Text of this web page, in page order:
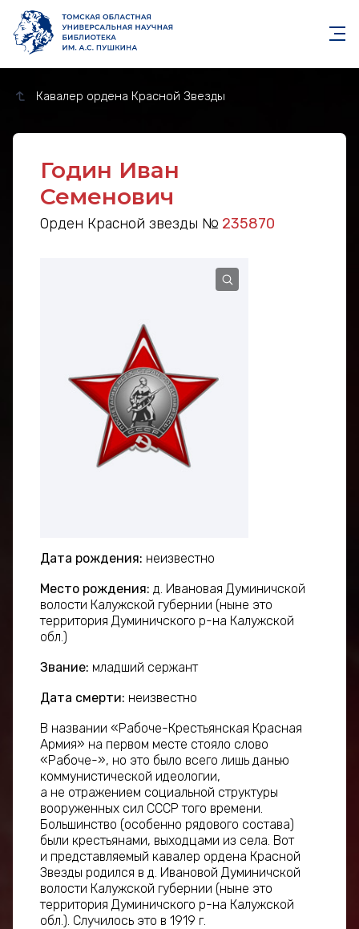
Кавалер ордена Красной Звезды
Годин Иван
Семенович
Орден Красной звезды № 235870
Дата рождения: неизвестно
Место рождения: д. Ивановая Думиничской
волости Калужской губернии (ныне это
территория Думиничского р-на Калужской
обл.)
Звание: младший сержант
Дата смерти: неизвестно
В названии «Рабоче-Крестьянская Красная
Армия» на первом месте стояло слово
«Рабоче-», но это было всего лишь данью
коммунистической идеологии,
а не отражением социальной структуры
вооруженных сил СССР того времени.
Большинство (особенно рядового состава)
были крестьянами, выходцами из села. Вот
и представляемый кавалер ордена Красной
Звезды родился в д. Ивановой Думиничской
волости Калужской губернии (ныне это
территория Думиничского р-на Калужской
обл.). Случилось это в 1919 г.